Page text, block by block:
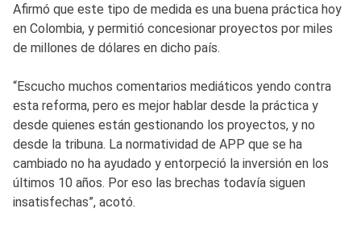
Afirmó que este tipo de medida es una buena práctica hoy
en Colombia, y permitió concesionar proyectos por miles
de millones de dólares en dicho país.
“Escucho muchos comentarios mediáticos yendo contra
esta reforma, pero es mejor hablar desde la práctica y
desde quienes están gestionando los proyectos, y no
desde la tribuna. La normatividad de APP que se ha
cambiado no ha ayudado y entorpeció la inversión en los
últimos 10 años. Por eso las brechas todavía siguen
insatisfechas”, acotó.